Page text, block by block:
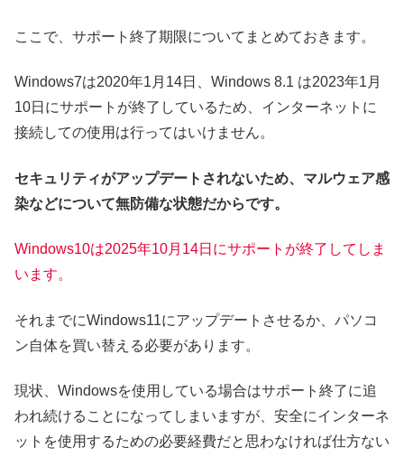
ここで、サポート終了期限についてまとめておきます。
Windows7は2020年1月14日、Windows 8.1 は2023年1月
10日にサポートが終了しているため、インターネットに
接続しての使用は行ってはいけません。
セキュリティがアップデートされないため、マルウェア感
染などについて無防備な状態だからです。
Windows10は2025年10月14日にサポートが終了してしま
います。
それまでにWindows11にアップデートさせるか、パソコ
ン自体を買い替える必要があります。
現状、Windowsを使用している場合はサポート終了に追
われ続けることになってしまいますが、安全にインターネ
ットを使用するための必要経費だと思わなければ仕方ない